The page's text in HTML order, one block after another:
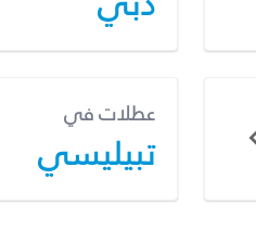
عطلات في
تبيليسي